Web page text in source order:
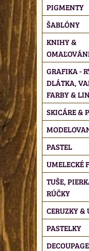
PIGMENTY
ŠABLÓNY
KNIHY &
GRAFIKA -
DLÁTKA,
FARBY &
SKICÁRE &
PASTEL
UMELECKÉ
TUŠE,
RÚČKY
CERUZKY &
PASTELKY